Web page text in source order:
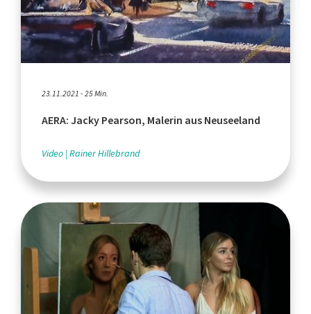
23.11.2021 - 25 Min.
AERA: Jacky Pearson, Malerin aus Neuseeland
Video Rainer Hillebrand